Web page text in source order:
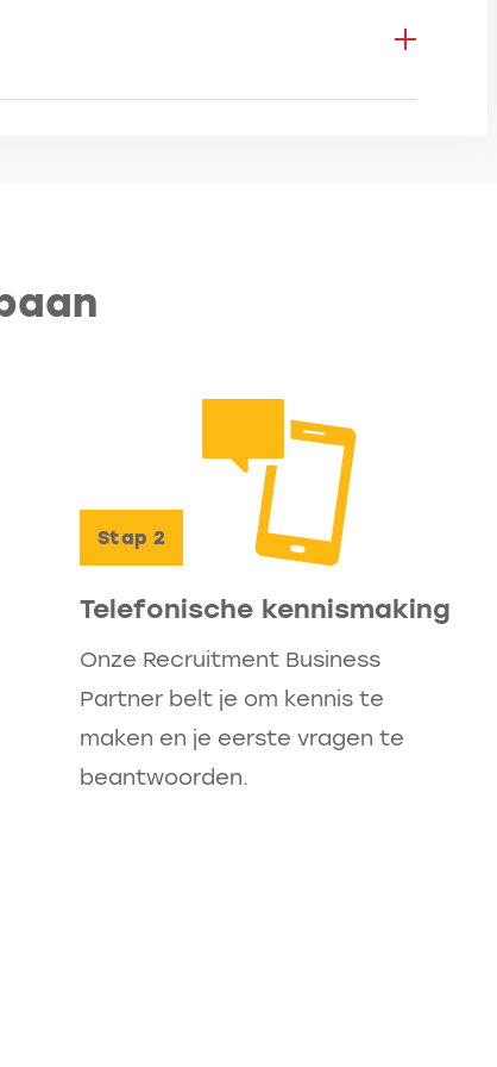
met je ontwikkeling.
infra.
en BEI-regelgeving of je bent bereid
dan vooral weten. We zijn
graag met je mee.
Stap 2
Telefonische kennismaking
Onze Recruitment Business
Partner belt je om kennis te
maken en je eerste vragen te
beantwoorden.